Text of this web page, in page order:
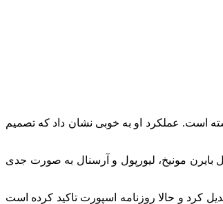
است. عملکرد او به خوبی نشان داد که تصمیم
بایرن مونیخ، لیورپول و آرسنال به صورت جدی
دومین خرید گرانقیمت تاریخش تبدیل کرد و حالا روزنامه اسپورت تاکید کرده است